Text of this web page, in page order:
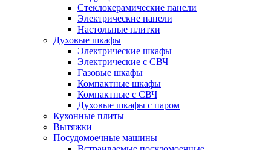
Стеклокерамические панели
Электрические панели
Настольные плитки
Духовые шкафы
Электрические шкафы
Электрические с СВЧ
Газовые шкафы
Компактные шкафы
Компактные с СВЧ
Духовые шкафы с паром
Кухонные плиты
Вытяжки
Посудомоечные машины